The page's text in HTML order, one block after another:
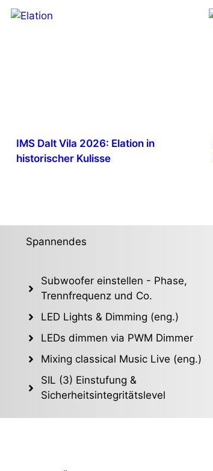
IMS Dalt Vila 2026: Elation in
historischer Kulisse
Spannendes
Subwoofer einstellen - Phase,
Trennfrequenz und Co.
LED Lights & Dimming (eng.)
LEDs dimmen via PWM Dimmer
Mixing classical Music Live (eng.)
SIL (3) Einstufung &
Sicherheitsintegritätslevel